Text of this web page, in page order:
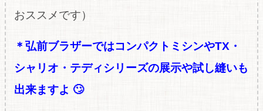
おススメです）
＊弘前ブラザーではコンパクトミシンやTX・
シャリオ・テディシリーズの展示や試し縫いも
出来ますよ 🙄